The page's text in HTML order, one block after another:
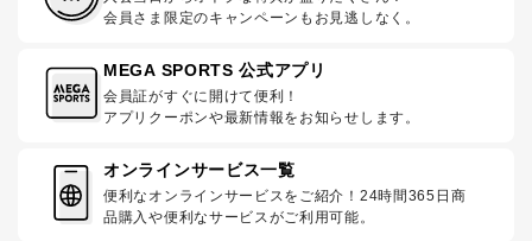
会員さま限定のキャンペーンもお見逃しなく。
MEGA SPORTS 公式アプリ
会員証がすぐに開けて便利！
アプリクーポンや最新情報をお知らせします。
オンラインサービス一覧
便利なオンラインサービスをご紹介！24時間365日商
品購入や便利なサービスがご利用可能。